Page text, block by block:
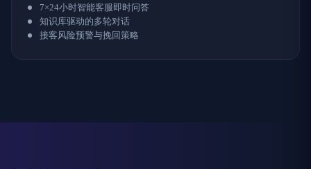
7×24小时智能客服即时问答
知识库驱动的多轮对话
接客风险预警与挽回策略